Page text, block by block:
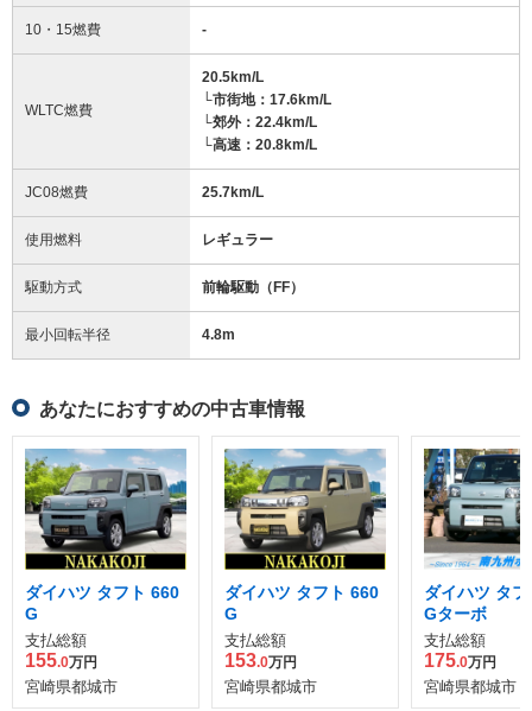
10・15燃費 -
WLTC燃費
20.5km/L
└市街地：17.6km/L
└郊外：22.4km/L
└高速：20.8km/L
JC08燃費 25.7km/L
使用燃料 レギュラー
駆動方式 前輪駆動（FF）
最小回転半径 4.8m
あなたにおすすめの中古車情報
ダイハツ タフト 660
G
支払総額
155.0万円
宮崎県都城市
ダイハツ タフト 660
G
支払総額
153.0万円
宮崎県都城市
ダイハツ タ
Gターボ
支払総額
175.0万円
宮崎県都城市